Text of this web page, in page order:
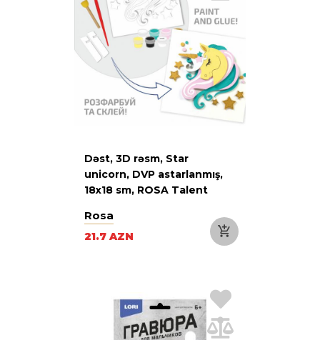
Dəst, 3D rəsm, Star
unicorn, DVP astarlanmış,
18x18 sm, ROSA Talent
Rosa
21.7 AZN